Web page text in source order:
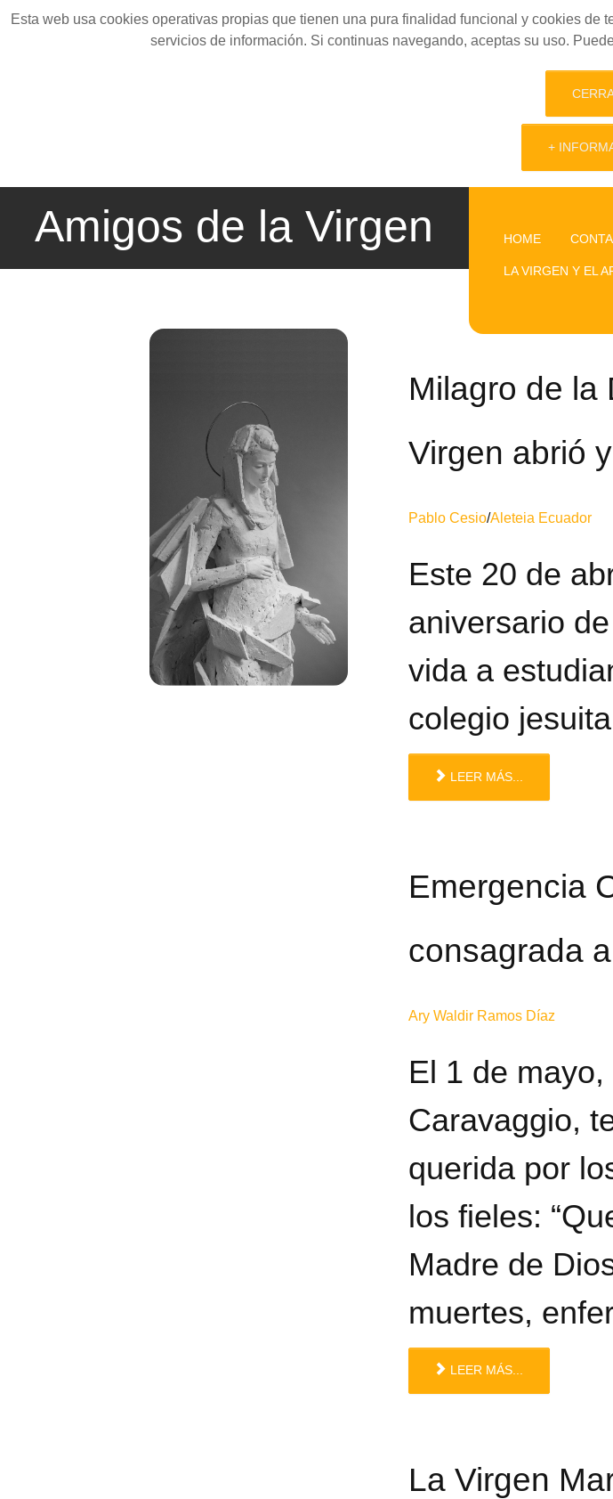
Esta web usa cookies operativas propias que tienen una pura finalidad funcional y cookies
servicios de información. Si continuas navegando, aceptas su uso.
+
Amigos de la Virgen HOME
LA VIRGEN Y EL
Milagro de la
Virgen abrió
Pablo Cesio/Aleteia Ecuador
Este 20 de
aniversario
vida a
colegio
LEER MÁS...
Emergencia
consagrada
Ary Waldir Ramos Díaz
El 1 de
Caravaggio,
querida por
los fieles:
Madre de
muertes,
LEER MÁS...
La Virgen